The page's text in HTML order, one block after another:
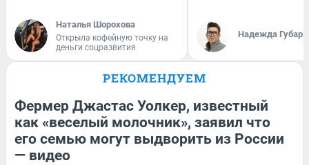
Наталья Шорохова
Открыла кофейную точку на
деньги соцразвития
Надежда Губарь
РЕКОМЕНДУЕМ
Фермер Джастас Уолкер, известный
как «веселый молочник», заявил что
его семью могут выдворить из России
— видео